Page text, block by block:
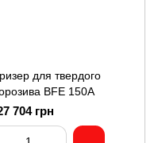
для твердого
BFE 150A
704 грн